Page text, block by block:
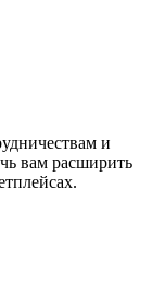
и
вам расширить